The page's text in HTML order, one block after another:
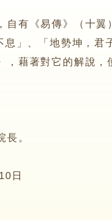
自有《易傳》（十
息」、「地勢坤，
著對它的解說，
。
日